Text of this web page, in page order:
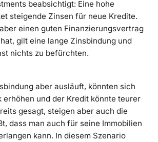
beabsichtigt: Eine hohe
steigende Zinsen für neue Kredite.
einen guten Finanzierungsvertrag
gilt eine lange Zinsbindung und
nichts zu befürchten.
aber ausläuft, könnten sich
erhöhen und der Kredit könnte teurer
gesagt, steigen aber auch die
dass man auch für seine Immobilien
kann. In diesem Szenario